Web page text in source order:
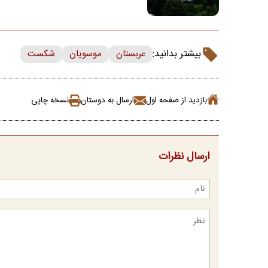
بیشتر بدانید: عربستان موسویان شکست
بازدید از صفحه اول ارسال به دوستان نسخه چاپی
ارسال نظرات